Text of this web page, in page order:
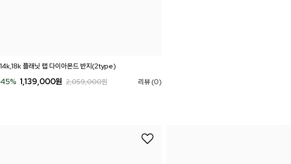
14k,18k 플래닛 랩 다이아몬드 반지(2type)
45% 1,139,000원 2,059,000원 리뷰 (0)